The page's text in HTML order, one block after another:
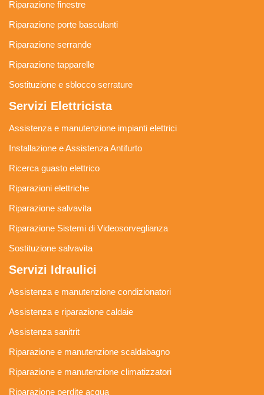
Riparazione finestre
Riparazione porte basculanti
Riparazione serrande
Riparazione tapparelle
Sostituzione e sblocco serrature
Servizi Elettricista
Assistenza e manutenzione impianti elettrici
Installazione e Assistenza Antifurto
Ricerca guasto elettrico
Riparazioni elettriche
Riparazione salvavita
Riparazione Sistemi di Videosorveglianza
Sostituzione salvavita
Servizi Idraulici
Assistenza e manutenzione condizionatori
Assistenza e riparazione caldaie
Assistenza sanitrit
Riparazione e manutenzione scaldabagno
Riparazione e manutenzione climatizzatori
Riparazione perdite acqua